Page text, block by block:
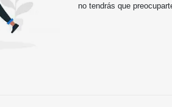
no tendrás que